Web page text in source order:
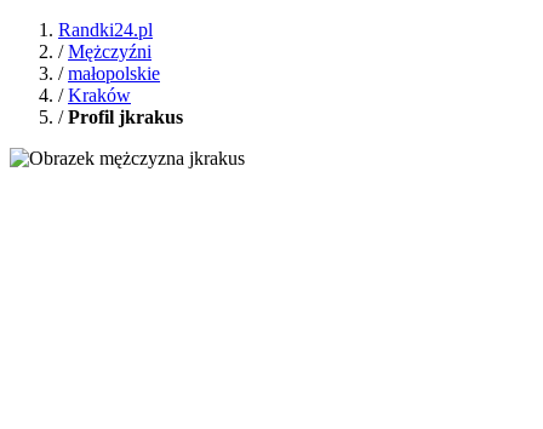
Randki24.pl
/Mężczyźni
/małopolskie
/Kraków
/Profil jkrakus